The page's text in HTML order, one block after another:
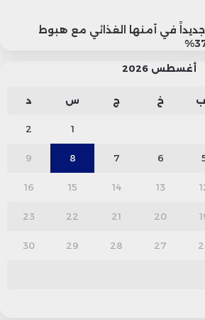
جديداً في أمنها الغذائي مع هبوط
أغسطس 2026
خ ج س د
1
2
6
7
8
9
13
14
15
16
20
21
22
23
27
28
29
30